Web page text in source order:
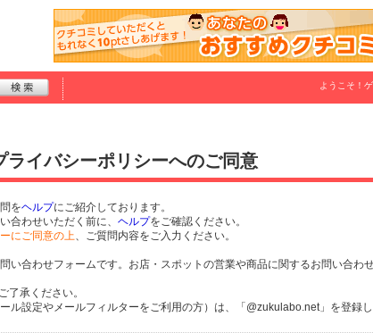
ようこそ！
イバシーポリシーへのご同意
をヘルプにご紹介しております。
合わせいただく前に、 ヘルプをご確認ください。
にご同意の上、ご質問内容をご入力ください。
い合わせフォームです。お店・スポットの営業や商品に関するお問い合わ
了承ください。
設定やメールフィルターをご利用の方）は、「@zukulabo.net」を登録し